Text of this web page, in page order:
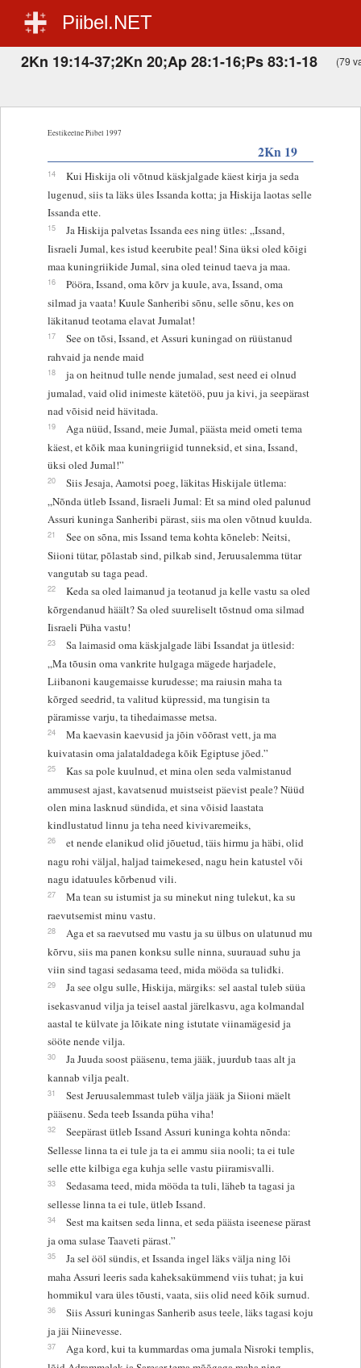
Piibel.NET
2Kn 19:14-37;2Kn 20;Ap 28:1-16;Ps 83:1-18 (79
Eestikeelne Piibel 1997
2Kn 19
14
Kui Hiskija oli võtnud käskjalgade käest kirja ja seda
lugenud, siis ta läks üles Issanda kotta; ja Hiskija laotas selle
Issanda ette.
15
Ja Hiskija palvetas Issanda ees ning ütles: „Issand,
Iisraeli Jumal, kes istud keerubite peal! Sina üksi oled kõigi
maa kuningriikide Jumal, sina oled teinud taeva ja maa.
16
Pööra, Issand, oma kõrv ja kuule, ava, Issand, oma
silmad ja vaata! Kuule Sanheribi sõnu, selle sõnu, kes on
läkitanud teotama elavat Jumalat!
17
See on tõsi, Issand, et Assuri kuningad on rüüstanud
rahvaid ja nende maid
18
ja on heitnud tulle nende jumalad, sest need ei olnud
jumalad, vaid olid inimeste kätetöö, puu ja kivi, ja seepärast
nad võisid neid hävitada.
19
Aga nüüd, Issand, meie Jumal, päästa meid ometi tema
käest, et kõik maa kuningriigid tunneksid, et sina, Issand,
üksi oled Jumal!”
20
Siis Jesaja, Aamotsi poeg, läkitas Hiskijale ütlema:
„Nõnda ütleb Issand, Iisraeli Jumal: Et sa mind oled palunud
Assuri kuninga Sanheribi pärast, siis ma olen võtnud kuulda.
21
See on sõna, mis Issand tema kohta kõneleb: Neitsi,
Siioni tütar, põlastab sind, pilkab sind, Jeruusalemma tütar
vangutab su taga pead.
22
Keda sa oled laimanud ja teotanud ja kelle vastu sa oled
kõrgendanud häält? Sa oled suureliselt tõstnud oma silmad
Iisraeli Püha vastu!
23
Sa laimasid oma käskjalgade läbi Issandat ja ütlesid:
„Ma tõusin oma vankrite hulgaga mägede harjadele,
Liibanoni kaugemaisse kurudesse; ma raiusin maha ta
kõrged seedrid, ta valitud küpressid, ma tungisin ta
päramisse varju, ta tihedaimasse metsa.
24
Ma kaevasin kaevusid ja jõin võõrast vett, ja ma
kuivatasin oma jalataldadega kõik Egiptuse jõed.”
25
Kas sa pole kuulnud, et mina olen seda valmistanud
ammusest ajast, kavatsenud muistseist päevist peale? Nüüd
olen mina lasknud sündida, et sina võisid laastata
kindlustatud linnu ja teha need kivivaremeiks,
26
et nende elanikud olid jõuetud, täis hirmu ja häbi, olid
nagu rohi väljal, haljad taimekesed, nagu hein katustel või
nagu idatuules kõrbenud vili.
27
Ma tean su istumist ja su minekut ning tulekut, ka su
raevutsemist minu vastu.
28
Aga et sa raevutsed mu vastu ja su ülbus on ulatunud mu
kõrvu, siis ma panen konksu sulle ninna, suurauad suhu ja
viin sind tagasi sedasama teed, mida mööda sa tulidki.
29
Ja see olgu sulle, Hiskija, märgiks: sel aastal tuleb süüa
isekasvanud vilja ja teisel aastal järelkasvu, aga kolmandal
aastal te külvate ja lõikate ning istutate viinamägesid ja
sööte nende vilja.
30
Ja Juuda soost pääsenu, tema jääk, juurdub taas alt ja
kannab vilja pealt.
31
Sest Jeruusalemmast tuleb välja jääk ja Siioni mäelt
pääsenu. Seda teeb Issanda püha viha!
32
Seepärast ütleb Issand Assuri kuninga kohta nõnda:
Sellesse linna ta ei tule ja ta ei ammu siia nooli; ta ei tule
selle ette kilbiga ega kuhja selle vastu piiramisvalli.
33
Sedasama teed, mida mööda ta tuli, läheb ta tagasi ja
sellesse linna ta ei tule, ütleb Issand.
34
Sest ma kaitsen seda linna, et seda päästa iseenese pärast
ja oma sulase Taaveti pärast.”
35
Ja sel ööl sündis, et Issanda ingel läks välja ning lõi
maha Assuri leeris sada kaheksakümmend viis tuhat; ja kui
hommikul vara üles tõusti, vaata, siis olid need kõik surnud.
36
Siis Assuri kuningas Sanherib asus teele, läks tagasi koju
ja jäi Niinevesse.
37
Aga kord, kui ta kummardas oma jumala Nisroki templis,